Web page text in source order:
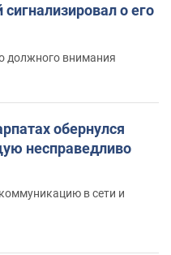
о его
должного внимания
обернулся
несправедливо
в сети и